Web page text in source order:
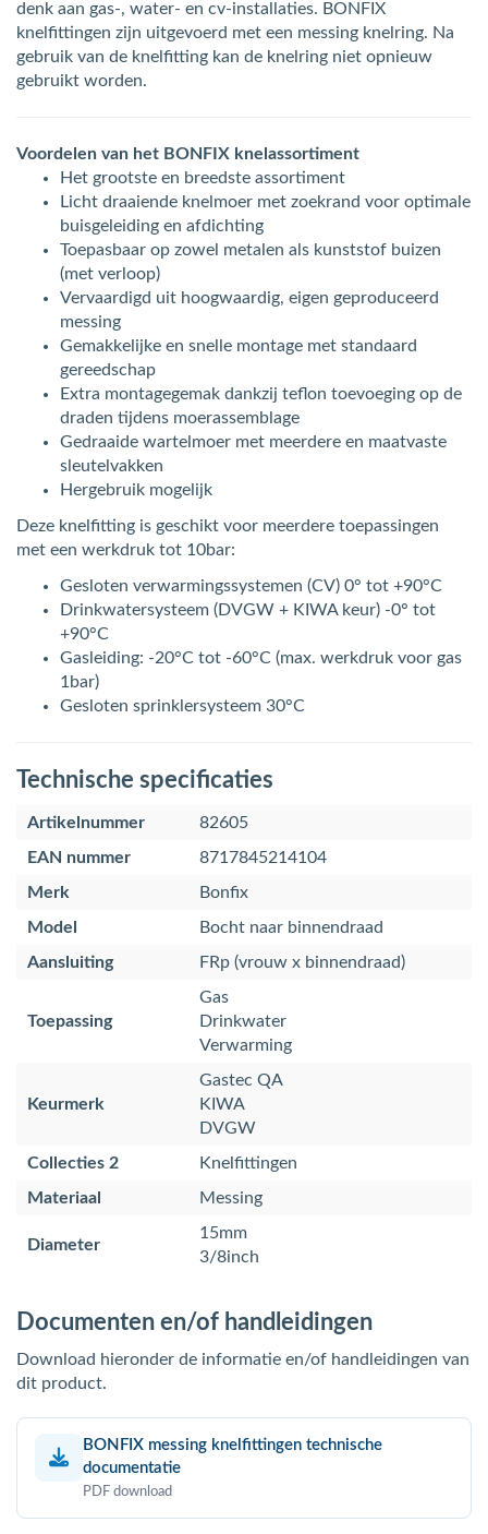
denk aan gas-, water- en cv-installaties. BONFIX
knelfittingen zijn uitgevoerd met een messing knelring. Na
gebruik van de knelfitting kan de knelring niet opnieuw
gebruikt worden.
Voordelen van het BONFIX knelassortiment
Het grootste en breedste assortiment
Licht draaiende knelmoer met zoekrand voor optimale
buisgeleiding en afdichting
Toepasbaar op zowel metalen als kunststof buizen
(met verloop)
Vervaardigd uit hoogwaardig, eigen geproduceerd
messing
Gemakkelijke en snelle montage met standaard
gereedschap
Extra montagegemak dankzij teflon toevoeging op de
draden tijdens moerassemblage
Gedraaide wartelmoer met meerdere en maatvaste
sleutelvakken
Hergebruik mogelijk
Deze knelfitting is geschikt voor meerdere toepassingen
met een werkdruk tot 10bar:
Gesloten verwarmingssystemen (CV) 0° tot +90°C
Drinkwatersysteem (DVGW + KIWA keur) -0° tot
+90°C
Gasleiding: -20°C tot -60°C (max. werkdruk voor gas
1bar)
Gesloten sprinklersysteem 30°C
Technische specificaties
Artikelnummer
82605
EAN nummer
8717845214104
Merk
Bonfix
Model
Bocht naar binnendraad
Aansluiting
FRp (vrouw x binnendraad)
Toepassing
Gas
Drinkwater
Verwarming
Keurmerk
Gastec QA
KIWA
DVGW
Collecties 2
Knelfittingen
Materiaal
Messing
Diameter
15mm
3/8inch
Documenten en/of handleidingen
Download hieronder de informatie en/of handleidingen van
dit product.
BONFIX messing knelfittingen technische
documentatie
PDF download